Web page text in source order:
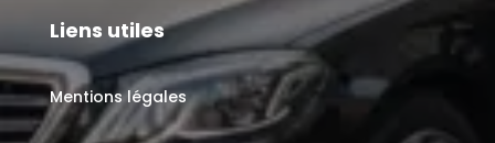
Liens utiles
Mentions légales